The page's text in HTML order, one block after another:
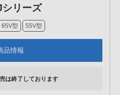
リーズ
65V型 55V型
品情報
は終了しております